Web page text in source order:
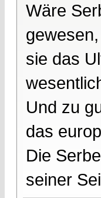
Wäre
sie das
Und zu
das
Die
seiner